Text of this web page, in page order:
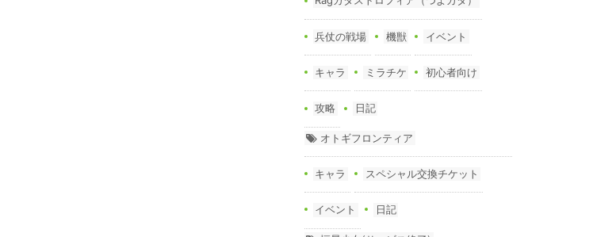
兵仗の戦場 機獣 イベント
キャラ ミラチケ 初心者向け
攻略 日記
オトギフロンティア
キャラ スペシャル交換チケット
イベント 日記